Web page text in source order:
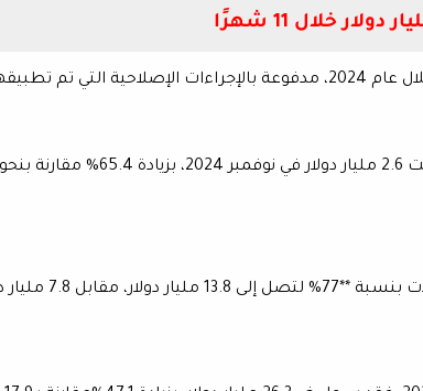
واصلت تحويلات المصريين العاملين بالخارج ارتفاعها خلال عام 2024، مدفوعة بالإجراءات
وخلال الفترة من يوليو إلى نوفمبر